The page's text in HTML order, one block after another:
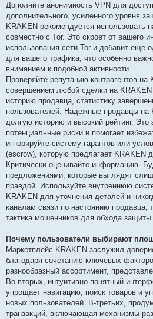
Дополните анонимность VPN для
дополнительного, усиленного уровня
KRAKEN рекомендуется использовать
совместно с Tor. Это скроет от вашего
использования сети Tor и добавит еще
для вашего трафика, что особенно
вниманием к подобной активности.
Проверяйте репутацию контрагентов
совершением любой сделки на KRAKEN
историю продавца, статистику
пользователей. Надежные продавцы
долгую историю и высокий рейтинг. Это
потенциальные риски и помогает
игнорируйте систему гарантов или
(escrow), которую предлагает KRAKEN
Критически оценивайте информацию.
предложениями, которые выглядят
правдой. Используйте внутреннюю
KRAKEN для уточнения деталей и
каналам связи по настоянию продавца,
тактика мошенников для обхода
Почему пользователи выбирают
Маркетплейс KRAKEN заслужил
благодаря сочетанию ключевых
разнообразный ассортимент,
Во-вторых, интуитивно понятный
упрощает навигацию, поиск товаров и
новых пользователей. В-третьих,
транзакций, включающая механизмы